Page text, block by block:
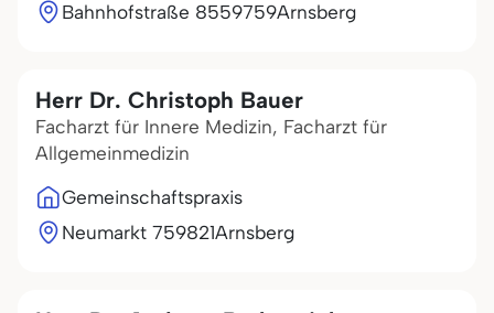
Bahnhofstraße 8559759Arnsberg
Herr Dr. Christoph Bauer
Facharzt für Innere Medizin, Facharzt für
Allgemeinmedizin
Gemeinschaftspraxis
Neumarkt 759821Arnsberg